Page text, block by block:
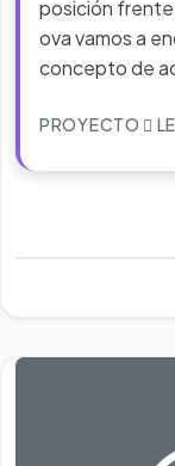
posición
ova vamos a
concepto de
PROYECTO